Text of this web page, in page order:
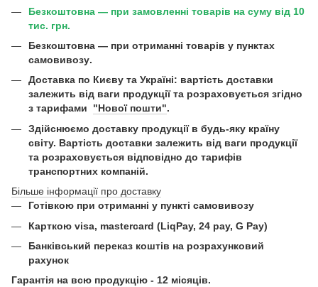
Безкоштовна — при замовленні товарів на суму від 10
тис. грн.
Безкоштовна — при отриманні товарів у пунктах
самовивозу.
Доставка по Києву та Україні: вартість доставки
залежить від ваги продукції та розраховується згідно
з тарифами "Нової пошти".
Здійснюємо доставку продукції в будь-яку країну
світу. Вартість доставки залежить від ваги продукції
та розраховується відповідно до тарифів
транспортних компаній.
Більше інформації про доставку
Готівкою при отриманні у пункті самовивозу
Карткою visa, mastercard (LiqPay, 24 pay, G Pay)
Банківський переказ коштів на розрахунковий
рахунок
Гарантія на всю продукцію - 12 місяців.